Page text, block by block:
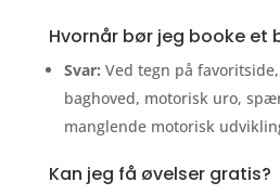
Hvornår bør jeg booke et
Svar: Ved tegn på
baghoved, motorisk uro,
manglende motorisk
Kan jeg få øvelser gratis?